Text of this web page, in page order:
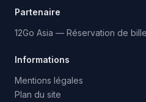
Partenaire
12Go Asia — Réservation de
Informations
Mentions légales
Plan du site